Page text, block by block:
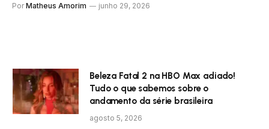
Por Matheus Amorim junho 29, 2026
Beleza Fatal 2 na HBO Max adiado!
Tudo o que sabemos sobre o
andamento da série brasileira
agosto 5, 2026